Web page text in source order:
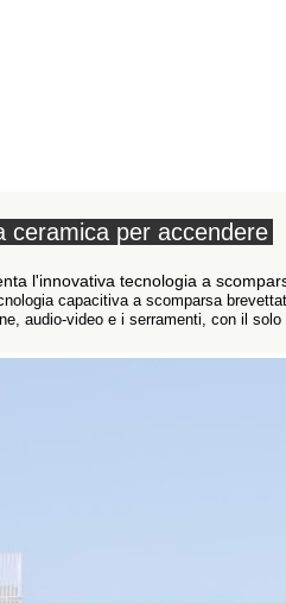
ceramica per accendere
l'innovativa tecnologia a
capacitiva a scomparsa
audio-video e i serramenti, con il